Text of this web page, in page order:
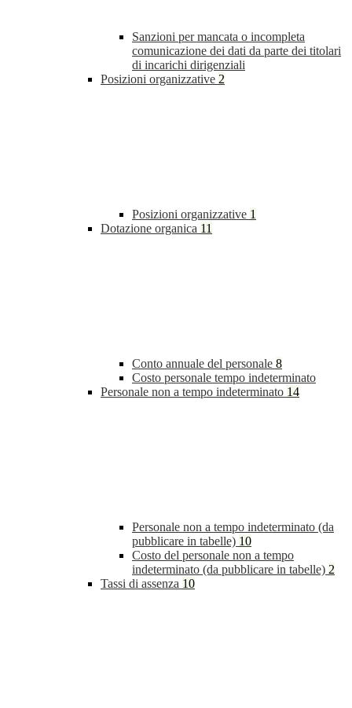
Sanzioni per mancata o incompleta
comunicazione dei dati da parte dei titolari
di incarichi dirigenziali
Posizioni organizzative 2
Posizioni organizzative 1
Dotazione organica 11
Conto annuale del personale 8
Costo personale tempo indeterminato
Personale non a tempo indeterminato 14
Personale non a tempo indeterminato (da
pubblicare in tabelle) 10
Costo del personale non a tempo
indeterminato (da pubblicare in tabelle) 2
Tassi di assenza 10